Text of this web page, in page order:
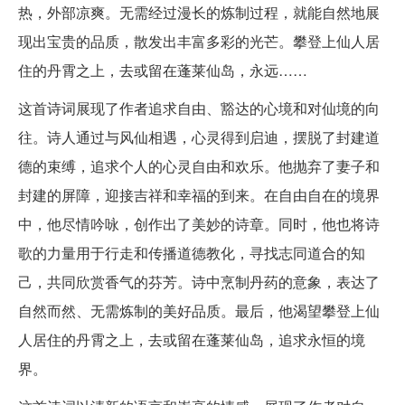
热，外部凉爽。无需经过漫长的炼制过程，就能自然地展
现出宝贵的品质，散发出丰富多彩的光芒。攀登上仙人居
住的丹霄之上，去或留在蓬莱仙岛，永远……
这首诗词展现了作者追求自由、豁达的心境和对仙境的向
往。诗人通过与风仙相遇，心灵得到启迪，摆脱了封建道
德的束缚，追求个人的心灵自由和欢乐。他抛弃了妻子和
封建的屏障，迎接吉祥和幸福的到来。在自由自在的境界
中，他尽情吟咏，创作出了美妙的诗章。同时，他也将诗
歌的力量用于行走和传播道德教化，寻找志同道合的知
己，共同欣赏香气的芬芳。诗中烹制丹药的意象，表达了
自然而然、无需炼制的美好品质。最后，他渴望攀登上仙
人居住的丹霄之上，去或留在蓬莱仙岛，追求永恒的境
界。